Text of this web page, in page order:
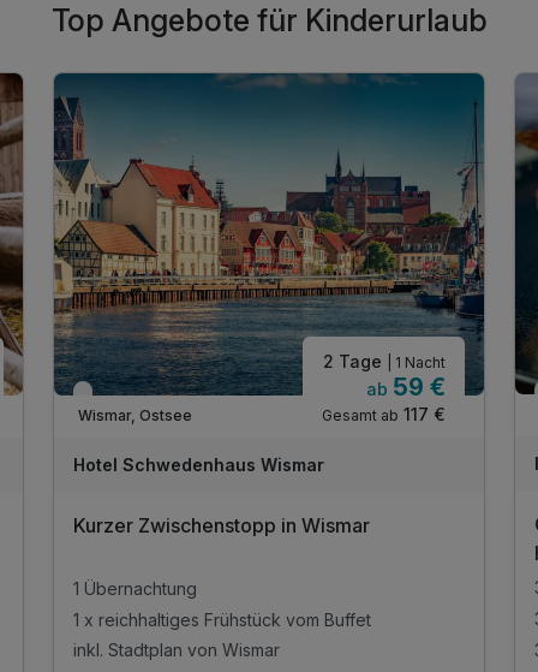
Top Angebote für Kinderurlaub
Verfügbar bis Dezember
Wismar, Ostsee
2 Tage | 1 Nacht
ab 59 €
Gesamt ab 117 €
Hotel Schwedenhaus Wismar
Kurzer Zwischenstopp in Wismar
1 Übernachtung
1 x reichhaltiges Frühstück vom Buffet
inkl. Stadtplan von Wismar